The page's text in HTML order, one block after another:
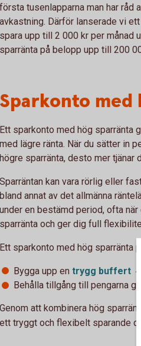
första tusenlapparna man har råd
avkastning. Därför lanserade vi
spara upp till 2 000 kr per månad
sparränta på belopp upp till 200
Sparkonto
Ett sparkonto med hög sparränta
med lägre ränta. När du sätter in
högre sparränta, desto mer tjänar
Sparräntan kan vara rörlig eller
bland annat av det allmänna
under en bestämd period, ofta
sparränta och ger dig full
Ett sparkonto med hög sparränta
Bygga upp en trygg buffert
Behålla tillgång till pengarna
Genom att kombinera hög
ett tryggt och flexibelt sparande